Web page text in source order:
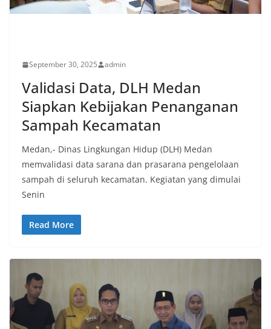
September 30, 2025 admin
Validasi Data, DLH Medan
Siapkan Kebijakan Penanganan
Sampah Kecamatan
Medan,- Dinas Lingkungan Hidup (DLH) Medan
memvalidasi data sarana dan prasarana pengelolaan
sampah di seluruh kecamatan. Kegiatan yang dimulai
Senin
Read More